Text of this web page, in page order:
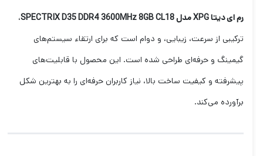
رم ای دیتا XPG مدل SPECTRIX D35 DDR4 3600MHz 8GB CL18
،
ترکیبی از سرعت، زیبایی، و دوام است که برای ارتقاء سیستم‌های
گیمینگ و حرفه‌ای طراحی شده است. این محصول با قابلیت‌های
پیشرفته و کیفیت ساخت بالا، نیاز کاربران حرفه‌ای را به بهترین شکل
برآورده می‌کند.